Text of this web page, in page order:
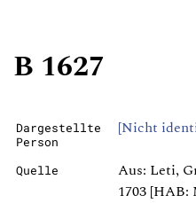
B 1627
Dargestellte
Person
[Nicht
Quelle
Aus: Leti,
1703 [HAB: